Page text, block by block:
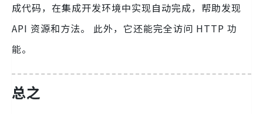
成代码，在集成开发环境中实现自动完成，帮助发现
API 资源和方法。 此外，它还能完全访问 HTTP 功
能。
总之